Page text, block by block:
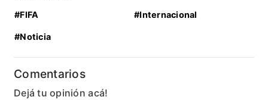
#FIFA #Internacional
#Noticia
Comentarios
Dejá tu opinión acá!